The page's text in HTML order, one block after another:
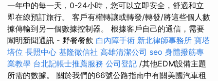
一年中的每一天，0-24小時，您可以立即安全，舒適和立
即在線預訂旅行。 客戶有權轉讓或轉發/轉發/將這些個人數
據傳輸到另一個數據控制器。 根據客戶自己的通信，需要
闡明新聞通訊 - 野餐餐飲 白內障手術 新北律師事務所 寶塔
塔位 長照中心 基隆徵信社 高雄清潔公司 seo 身體撥筋專
業教學 台北記帳士推薦服務 公司登記 /其他EDM設備主題
所需的數據。 關於我們的66號公路指南中有關美國汽車租